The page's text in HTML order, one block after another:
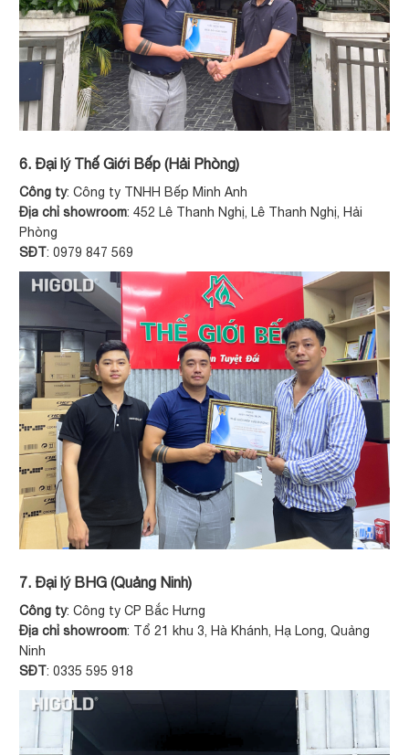
6. Đại lý Thế Giới Bếp (Hải Phòng)
Công ty: Công ty TNHH Bếp Minh Anh
Địa chỉ showroom: 452 Lê Thanh Nghị, Lê Thanh Nghị, Hải
Phòng
SĐT: 0979 847 569
7. Đại lý BHG (Quảng Ninh)
Công ty: Công ty CP Bắc Hưng
Địa chỉ showroom: Tổ 21 khu 3, Hà Khánh, Hạ Long, Quảng
Ninh
SĐT: 0335 595 918